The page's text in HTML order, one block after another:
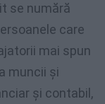
se numără
care
mai spun
muncii şi
şi contabil,